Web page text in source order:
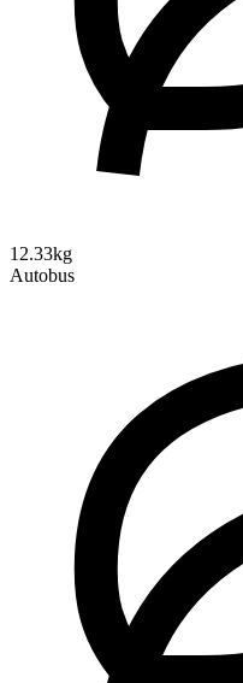
12.33kg
Autobus